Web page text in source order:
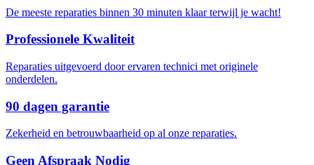
De meeste reparaties binnen 30 minuten klaar terwijl je wacht!
Professionele Kwaliteit
Reparaties uitgevoerd door ervaren technici met originele
onderdelen.
90 dagen garantie
Zekerheid en betrouwbaarheid op al onze reparaties.
Geen Afspraak Nodig